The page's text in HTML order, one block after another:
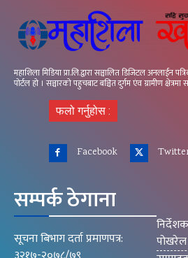
महाशिला मिडिया प्रा.लि.द्वारा सञ्चालित डिजिटल अनलाईन
पोर्टल हो । सञ्चारको पहुचबाट बञ्चित दुर्गम एंव ग्रामीण
फलो गर्नुहोस :
Facebook
सम्पर्क ठेगाना
सूचना बिभाग दर्ता प्रमाणपत्र:
पोखरेल